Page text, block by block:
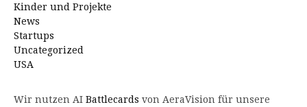
Kinder und Projekte
News
Startups
Uncategorized
USA
Wir nutzen AI Battlecards von AeraVision für unsere